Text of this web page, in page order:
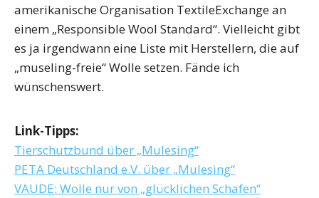
amerikanische Organisation TextileExchange an
einem „Responsible Wool Standard“. Vielleicht gibt
es ja irgendwann eine Liste mit Herstellern, die auf
„museling-freie“ Wolle setzen. Fände ich
wünschenswert.
Link-Tipps:
Tierschutzbund über „Mulesing“
PETA Deutschland e.V. über „Mulesing“
VAUDE: Wolle nur von „glücklichen Schafen“